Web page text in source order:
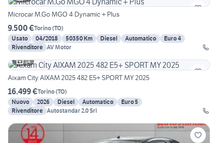
Microcar M.Go MGO 4 Dynamic + Plus
9.500 €Torino(TO)
Usato
04/2018 50350 Km Diesel Automatico
Euro 4
Rivenditore AV Motor
14
Aixam City AIXAM 2025 482 E5+ SPORT MY 2025
16.499 €Torino(TO)
Nuovo
2026 Diesel Automatico
Euro 5
Rivenditore Autostandar 2.0 Srl